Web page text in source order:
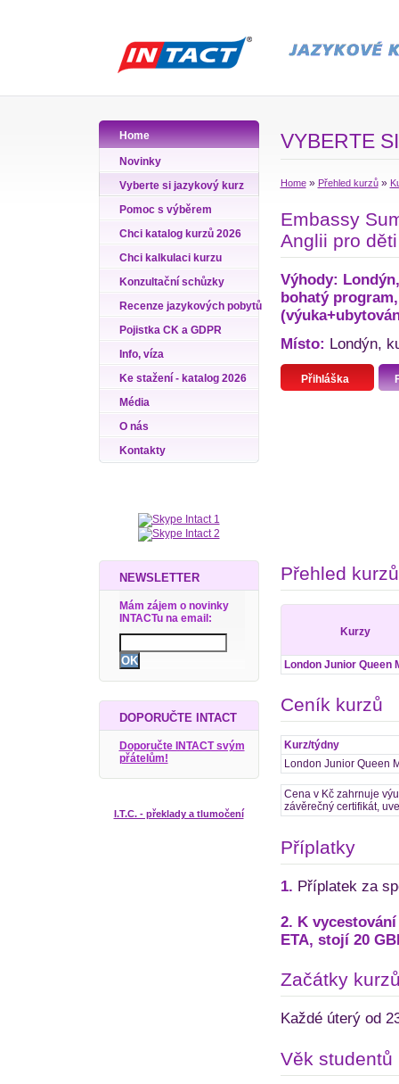
Home
Novinky
Vyberte si jazykový kurz
Pomoc s výběrem
Chci katalog kurzů 2026
Chci kalkulaci kurzu
Konzultační schůzky
Recenze jazykových pobytů
Pojistka CK a GDPR
Info, víza
Ke stažení - katalog 2026
Média
O nás
Kontakty
NEWSLETTER
Mám zájem o novinky
INTACTu na email:
DOPORUČTE INTACT
Doporučte INTACT svým
přátelům!
I.T.C. - překlady a tlumočení
VYBERTE
Home» Přehled kurzů»
Embassy
Anglii pro
Výhody:
bohatý
Místo: Londýn,
Přihláška
Přehled kurzů
Kurzy
London Junior Queen
Ceník kurzů
Kurz/týdny
London Junior Queen
Cena v Kč zahrnuje
závěrečný certifikát,
Příplatky
1. Příplatek za
2. K
ETA, stojí 20
Začátky
Každé úterý od
Věk studentů